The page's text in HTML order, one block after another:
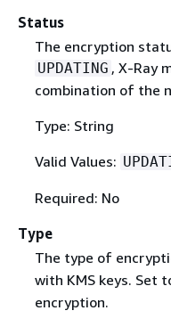
Status
The encryption
UPDATING , X-Ray
combination of the
Type: String
Valid Values:
Required: No
Type
The type of
with KMS keys. Set
encryption.